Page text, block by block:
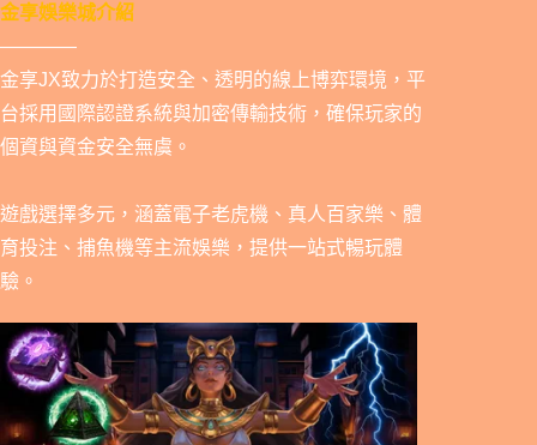
金享娛樂城介紹
————
金享JX致力於打造安全、透明的線上博弈環境，平
台採用國際認證系統與加密傳輸技術，確保玩家的
個資與資金安全無虞。
遊戲選擇多元，涵蓋電子老虎機、真人百家樂、體
育投注、捕魚機等主流娛樂，提供一站式暢玩體
驗。